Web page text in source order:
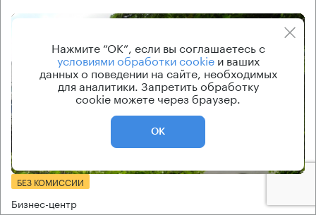
БЕЗ КОМИССИИ
Бизнес-центр
Нажмите “ОК”, если вы соглашаетесь с
условиями обработки cookieи ваших
данных о поведении на сайте, необходимых
для аналитики. Запретить обработку
cookie можете через браузер.
ОК